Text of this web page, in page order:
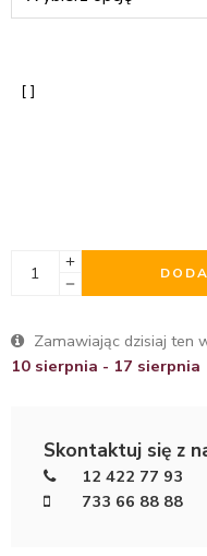
Zamawiając dzisiaj ten
10 sierpnia - 17 sierpnia
Skontaktuj się z
12 422 77 93
733 66 88 88